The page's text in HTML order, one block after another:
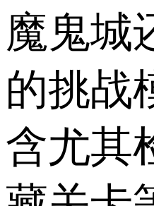
魔鬼城
的挑战
含尤其